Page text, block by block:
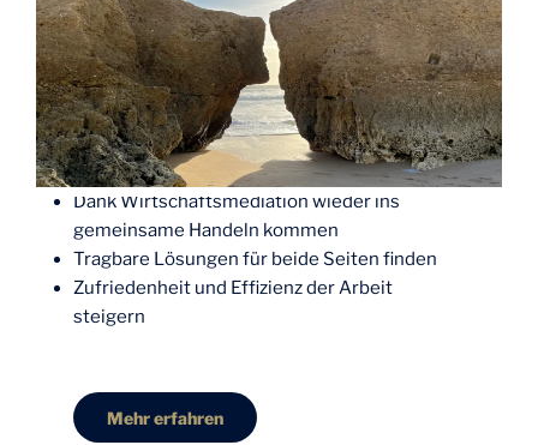
Dank Wirtschaftsmediation wieder ins
gemeinsame Handeln kommen
Tragbare Lösungen für beide Seiten finden
Zufriedenheit und Effizienz der Arbeit
steigern
Mehr erfahren